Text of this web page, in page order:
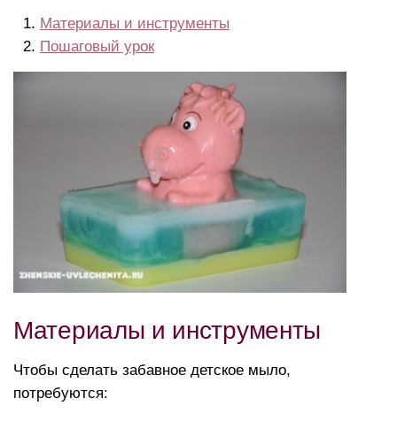
Материалы и инструменты
Пошаговый урок
Материалы и инструменты
Чтобы сделать забавное детское мыло,
потребуются: